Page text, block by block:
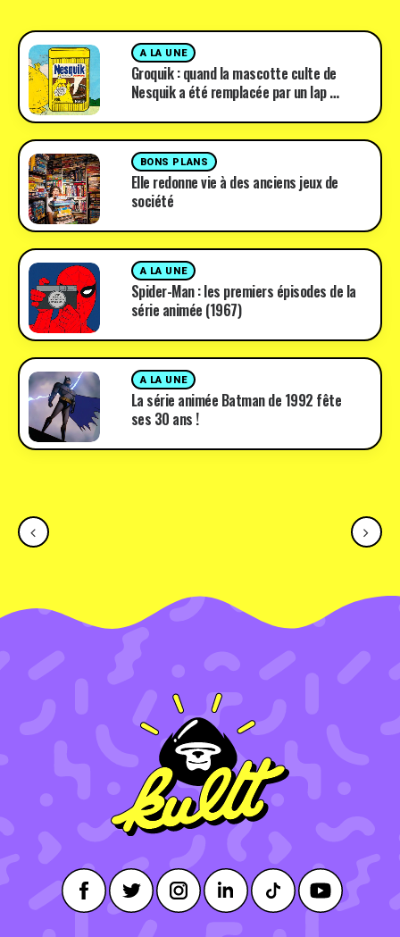
A LA UNE
Groquik : quand la mascotte culte de
Nesquik a été remplacée par un lap …
BONS PLANS
Elle redonne vie à des anciens jeux de
société
A LA UNE
Spider-Man : les premiers épisodes de la
série animée (1967)
A LA UNE
La série animée Batman de 1992 fête
ses 30 ans !